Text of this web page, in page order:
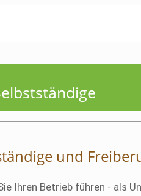
und
Ihren Betrieb führen - als